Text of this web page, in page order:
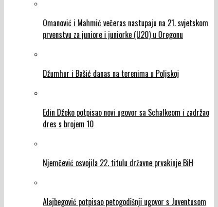
Omanović i Mahmić večeras nastupaju na 21. svjetskom
prvenstvu za juniore i juniorke (U20) u Oregonu
Džumhur i Bašić danas na terenima u Poljskoj
Edin Džeko potpisao novi ugovor sa Schalkeom i zadržao
dres s brojem 10
Njemčević osvojila 22. titulu državne prvakinje BiH
Alajbegović potpisao petogodišnji ugovor s Juventusom